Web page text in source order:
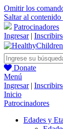
Omitir los
Saltar al
Patrocinadores
Ingresar|
Donate
Menú
Ingresar|
Inicio
Patrocinadores
Edades y